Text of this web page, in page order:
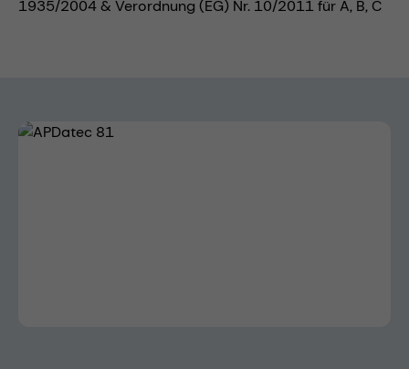
1935/2004 & Verordnung (EG) Nr. 10/2011 für A, B, C
Bildergalerie überspringen